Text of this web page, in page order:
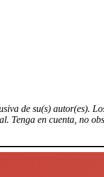
de su(s) autor(es).
en cuenta, no